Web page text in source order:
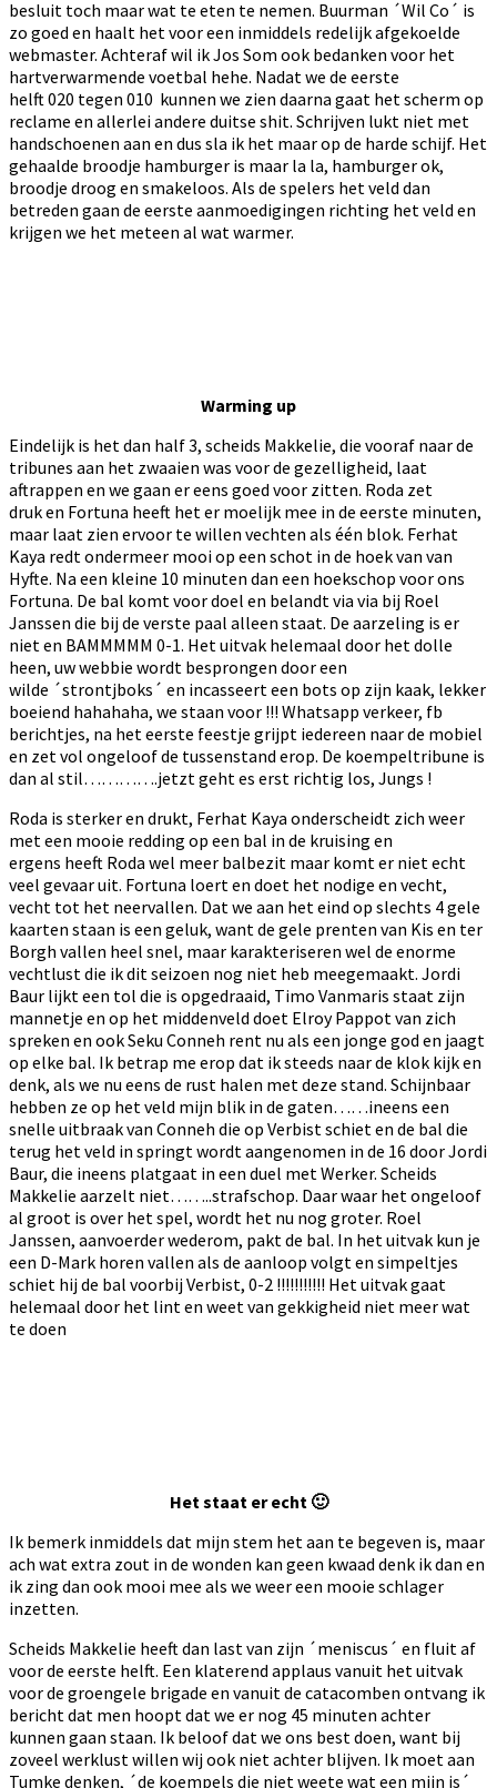
besluit toch maar wat te eten te nemen. Buurman ´Wil Co´ is
zo goed en haalt het voor een inmiddels redelijk afgekoelde
webmaster. Achteraf wil ik Jos Som ook bedanken voor het
hartverwarmende voetbal hehe. Nadat we de eerste
helft 020 tegen 010 kunnen we zien daarna gaat het scherm op
reclame en allerlei andere duitse shit. Schrijven lukt niet met
handschoenen aan en dus sla ik het maar op de harde schijf. Het
gehaalde broodje hamburger is maar la la, hamburger ok,
broodje droog en smakeloos. Als de spelers het veld dan
betreden gaan de eerste aanmoedigingen richting het veld en
krijgen we het meteen al wat warmer.
Warming up
Eindelijk is het dan half 3, scheids Makkelie, die vooraf naar de
tribunes aan het zwaaien was voor de gezelligheid, laat
aftrappen en we gaan er eens goed voor zitten. Roda zet
druk en Fortuna heeft het er moelijk mee in de eerste minuten,
maar laat zien ervoor te willen vechten als één blok. Ferhat
Kaya redt ondermeer mooi op een schot in de hoek van van
Hyfte. Na een kleine 10 minuten dan een hoekschop voor ons
Fortuna. De bal komt voor doel en belandt via via bij Roel
Janssen die bij de verste paal alleen staat. De aarzeling is er
niet en BAMMMMM 0-1. Het uitvak helemaal door het dolle
heen, uw webbie wordt besprongen door een
wilde ´strontjboks´ en incasseert een bots op zijn kaak, lekker
boeiend hahahaha, we staan voor !!! Whatsapp verkeer, fb
berichtjes, na het eerste feestje grijpt iedereen naar de mobiel
en zet vol ongeloof de tussenstand erop. De koempeltribune is
dan al stil………….jetzt geht es erst richtig los, Jungs !
Roda is sterker en drukt, Ferhat Kaya onderscheidt zich weer
met een mooie redding op een bal in de kruising en
ergens heeft Roda wel meer balbezit maar komt er niet echt
veel gevaar uit. Fortuna loert en doet het nodige en vecht,
vecht tot het neervallen. Dat we aan het eind op slechts 4 gele
kaarten staan is een geluk, want de gele prenten van Kis en ter
Borgh vallen heel snel, maar karakteriseren wel de enorme
vechtlust die ik dit seizoen nog niet heb meegemaakt. Jordi
Baur lijkt een tol die is opgedraaid, Timo Vanmaris staat zijn
mannetje en op het middenveld doet Elroy Pappot van zich
spreken en ook Seku Conneh rent nu als een jonge god en jaagt
op elke bal. Ik betrap me erop dat ik steeds naar de klok kijk en
denk, als we nu eens de rust halen met deze stand. Schijnbaar
hebben ze op het veld mijn blik in de gaten……ineens een
snelle uitbraak van Conneh die op Verbist schiet en de bal die
terug het veld in springt wordt aangenomen in de 16 door Jordi
Baur, die ineens platgaat in een duel met Werker. Scheids
Makkelie aarzelt niet……..strafschop. Daar waar het ongeloof
al groot is over het spel, wordt het nu nog groter. Roel
Janssen, aanvoerder wederom, pakt de bal. In het uitvak kun je
een D-Mark horen vallen als de aanloop volgt en simpeltjes
schiet hij de bal voorbij Verbist, 0-2 !!!!!!!!!!! Het uitvak gaat
helemaal door het lint en weet van gekkigheid niet meer wat
te doen
Het staat er echt 🙂
Ik bemerk inmiddels dat mijn stem het aan te begeven is, maar
ach wat extra zout in de wonden kan geen kwaad denk ik dan en
ik zing dan ook mooi mee als we weer een mooie schlager
inzetten.
Scheids Makkelie heeft dan last van zijn ´meniscus´ en fluit af
voor de eerste helft. Een klaterend applaus vanuit het uitvak
voor de groengele brigade en vanuit de catacomben ontvang ik
bericht dat men hoopt dat we er nog 45 minuten achter
kunnen gaan staan. Ik beloof dat we ons best doen, want bij
zoveel werklust willen wij ook niet achter blijven. Ik moet aan
Tumke denken, ´de koempels die niet weete wat een mijn is´